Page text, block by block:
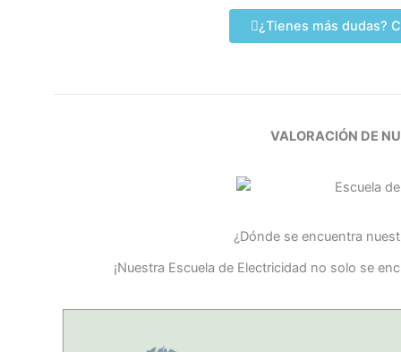
¿Tienes más dudas?
VALORACIÓN DE
¿Dónde se encuentra
¡Nuestra Escuela de Electricidad no solo se